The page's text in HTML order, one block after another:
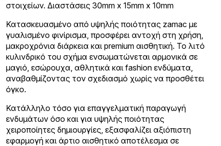
στοιχείων. Διαστάσεις 30mm x 15mm x 10mm
Κατασκευασμένο από υψηλής ποιότητας zamac με
γυαλισμένο φινίρισμα, προσφέρει αντοχή στη χρήση,
μακροχρόνια διάρκεια και premium αισθητική. Το λιτό
κυλινδρικό του σχήμα ενσωματώνεται αρμονικά σε
μαγιό, εσώρουχα, αθλητικά και fashion ενδύματα,
αναβαθμίζοντας τον σχεδιασμό χωρίς να προσθέτει
όγκο.
Κατάλληλο τόσο για επαγγελματική παραγωγή
ενδυμάτων όσο και για υψηλής ποιότητας
χειροποίητες δημιουργίες, εξασφαλίζει αξιόπιστη
εφαρμογή και άρτιο αισθητικό αποτέλεσμα σε